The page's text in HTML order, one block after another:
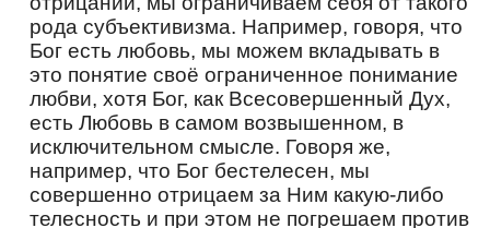
Перевод:
Земли Сибирской процветение, которую
озарил ты подвигомбезмолвия, житие
пустынное до конца возлюбив, блаженный, и,
как драгоценный жемчуг, дар сердечной
молитвы получил от Господа, и нам в
наследство это сокровище оставил ты,
принимая же его во спасение, взываем к
тебе, преподобный Василиск, отче наш.
рода субъективизма. Например, говоря, что
Бог есть любовь, мы можем вкладывать в
это понятие своё ограниченное понимание
любви, хотя Бог, как Всесовершенный Дух,
есть Любовь в самом возвышенном, в
исключительном смысле. Говоря же,
например, что Бог бестелесен, мы
совершенно отрицаем за Ним какую-либо
телесность и при этом не погрешаем против